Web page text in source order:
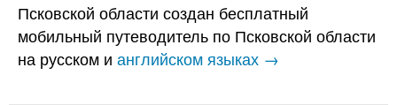
Псковской области создан бесплатный
мобильный путеводитель по Псковской области
на русском и английском языках →